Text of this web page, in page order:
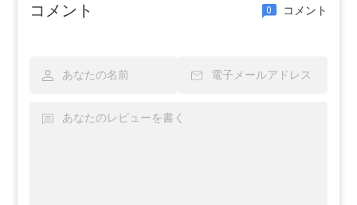
コメント 0 コメント